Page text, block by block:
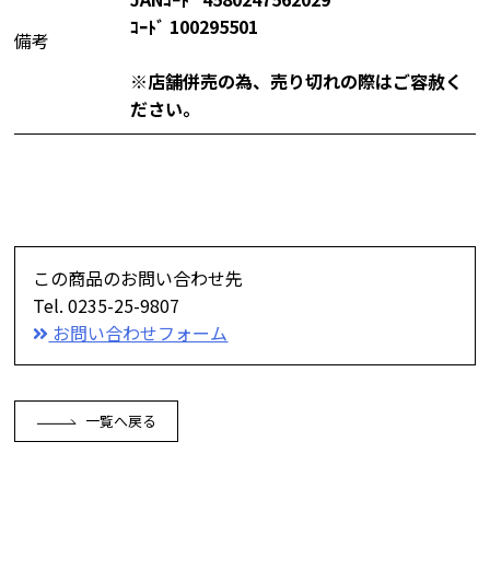
備考
ｺｰﾄﾞ 100295501
※店舗併売の為、売り切れの際はご容赦く
ださい。
この商品のお問い合わせ先
Tel. 0235-25-9807
お問い合わせフォーム
一覧へ戻る